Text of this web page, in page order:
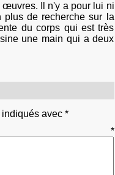
œuvres. Il n'y a pour lui ni
plus de recherche sur la
du corps qui est très
une main qui a deux
indiqués avec *
*